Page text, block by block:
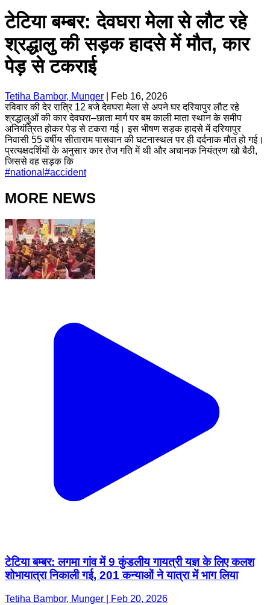
टेटिया बम्बर: देवघरा मेला से लौट रहे
श्रद्धालु की सड़क हादसे में मौत, कार
पेड़ से टकराई
Tetiha Bambor, Munger
Feb 16, 2026
रविवार की देर रात्रि 12 बजे देवघरा मेला से अपने घर दरियापुर लौट रहे
श्रद्धालुओं की कार देवघरा–छाता मार्ग पर बम काली माता स्थान के समीप
अनियंत्रित होकर पेड़ से टकरा गई। इस भीषण सड़क हादसे में दरियापुर
निवासी 55 वर्षीय सीताराम पासवान की घटनास्थल पर ही दर्दनाक मौत हो गई।
प्रत्यक्षदर्शियों के अनुसार कार तेज गति में थी और अचानक नियंत्रण खो बैठी,
जिससे वह सड़क कि
#national #accident
MORE NEWS
टेटिया बम्बर: लगमा गांव में 9 कुंडलीय गायत्री यज्ञ के लिए कलश
शोभायात्रा निकाली गई, 201 कन्याओं ने यात्रा में भाग लिया
Tetiha Bambor, Munger | Feb 20, 2026